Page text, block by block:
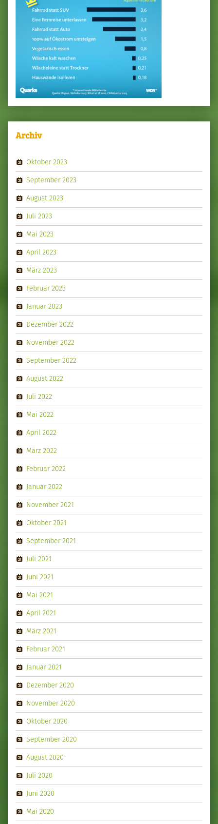
Archiv
Oktober 2023
September 2023
August 2023
Juli 2023
Mai 2023
April 2023
März 2023
Februar 2023
Januar 2023
Dezember 2022
November 2022
September 2022
August 2022
Juli 2022
Mai 2022
April 2022
März 2022
Februar 2022
Januar 2022
November 2021
Oktober 2021
September 2021
Juli 2021
Juni 2021
Mai 2021
April 2021
März 2021
Februar 2021
Januar 2021
Dezember 2020
November 2020
Oktober 2020
September 2020
August 2020
Juli 2020
Juni 2020
Mai 2020